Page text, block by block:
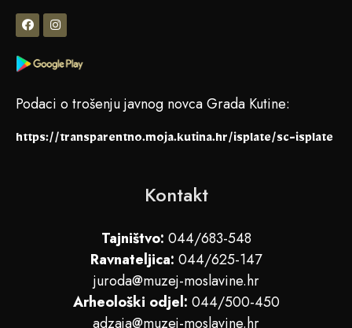
Podaci o trošenju javnog novca Grada Kutine:
https://transparentno.moja.kutina.hr/isplate/sc-isplate
Kontakt
Tajništvo: 044/683-548
Ravnateljica: 044/625-147
juroda@muzej-moslavine.hr
Arheološki odjel: 044/500-450
adzaja@muzej-moslavine.hr